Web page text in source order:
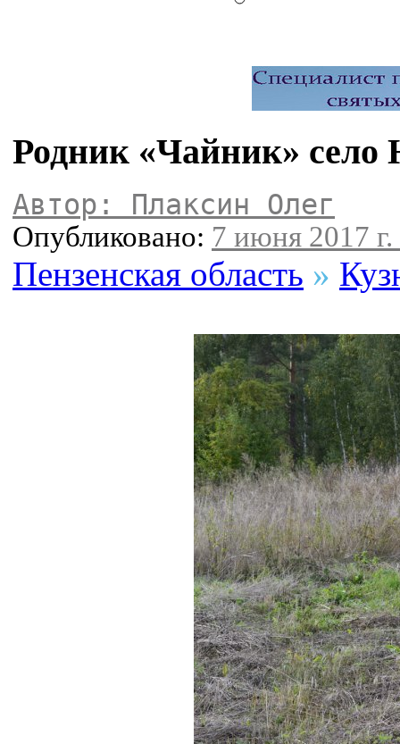
Родник «Чайник» село
Автор: Плаксин Олег
Опубликовано: 7 июня 2017
Пензенская область »